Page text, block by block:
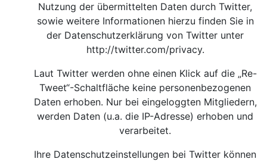
Nutzung der übermittelten Daten durch Twitter,
sowie weitere Informationen hierzu finden Sie in
der Datenschutzerklärung von Twitter unter
http://twitter.com/privacy.
Laut Twitter werden ohne einen Klick auf die „Re-
Tweet“-Schaltfläche keine personenbezogenen
Daten erhoben. Nur bei eingeloggten Mitgliedern,
werden Daten (u.a. die IP-Adresse) erhoben und
verarbeitet.
Ihre Datenschutzeinstellungen bei Twitter können